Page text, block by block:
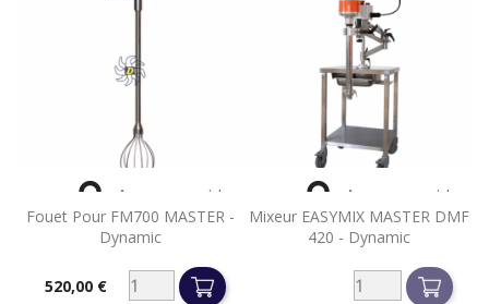
Fouet Pour FM700 MASTER -
Dynamic
Prix520,00 €
 Aperçu rapide
Mixeur EASYMIX MASTER DMF
420 - Dynamic
 Aperçu rapide